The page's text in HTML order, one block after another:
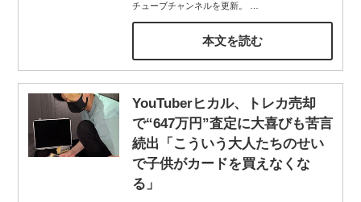
チューブチャンネルを更新。
本文を読む
YouTuberヒカル、トレカ売却
で“647万円”査定に大喜びも苦言
続出「こういう大人たちのせい
で子供がカードを買えなくな
る」